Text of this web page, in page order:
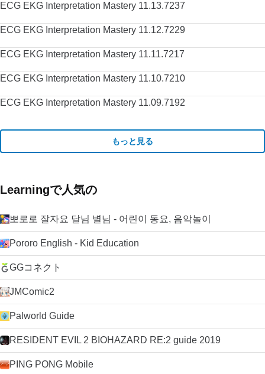
ECG EKG Interpretation Mastery 11.13.7237
ECG EKG Interpretation Mastery 11.12.7229
ECG EKG Interpretation Mastery 11.11.7217
ECG EKG Interpretation Mastery 11.10.7210
ECG EKG Interpretation Mastery 11.09.7192
もっと見る
Learningで人気の
뽀로로 잘자요 달님 별님 - 어린이 동요, 음악놀이
Pororo English - Kid Education
GGコネクト
JMComic2
Palworld Guide
RESIDENT EVIL 2 BIOHAZARD RE:2 guide 2019
PING PONG Mobile